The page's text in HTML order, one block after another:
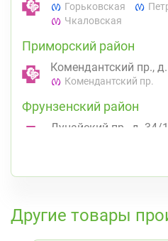
Горьковская
Чкаловская
Приморский район
Комендантский пр., д.
Комендантский пр.
Фрунзенский район
Дунайский пр., д. 34/
Другие товары